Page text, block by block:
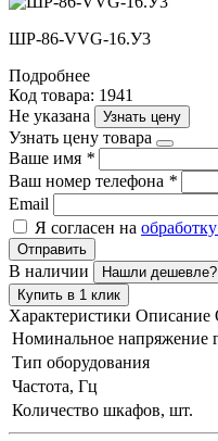
ШР-86-VVG-16.У3
Подробнее
Код товара: 1941
Не указана
Узнать цену
Узнать цену товара
Ваше имя *
Ваш номер телефона *
Email
Я согласен на
Отправить
В наличии
Нашли дешевле?
Купить в 1 клик
Характеристики Описание
Номинальное напряжение
Тип оборудования
Частота, Гц
Количество шкафов, шт.